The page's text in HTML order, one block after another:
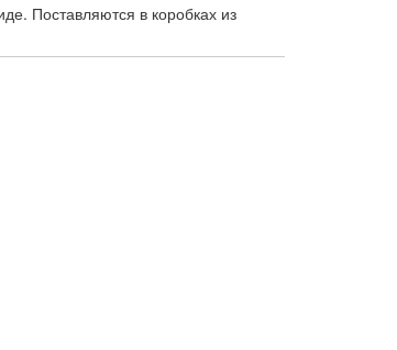
Поставляются в коробках из